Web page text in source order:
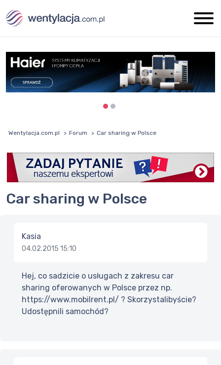
Wentylacja.com.pl Forum Car sharing w Polsce
Car sharing w Polsce
Kasia
04.02.2015 15:10
Hej, co sadzicie o usługach z zakresu car
sharing oferowanych w Polsce przez np.
https://www.mobilrent.pl/ ? Skorzystalibyście?
Udostępnili samochód?